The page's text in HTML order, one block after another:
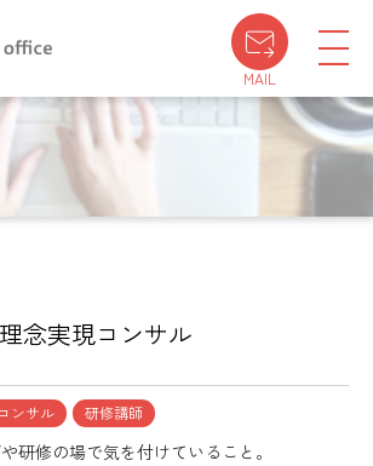
MAIL
理念実現コンサル
ンサル 研修講師
研修の場で気を付けていること。